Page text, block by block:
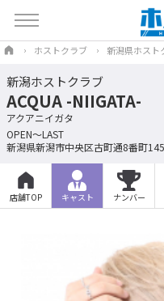
ホストクラブ 新潟県ホスト
新潟ホストクラブ
ACQUA -NIIGATA-
アクアニイガタ
OPEN～LAST
新潟県新潟市中央区古町通8番町
店舗TOP キャスト ナンバー